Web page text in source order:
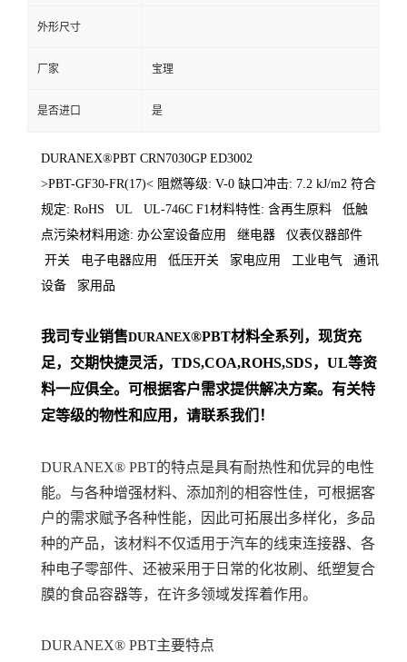
外形尺寸
厂家 宝理
是否进口 是
DURANEX®PBT CRN7030GP ED3002
>PBT-GF30-FR(17)< 阻燃等级: V-0 缺口冲击: 7.2 kJ/m2 符合
规定: RoHS UL UL-746C F1材料特性: 含再生原料 低触
点污染材料用途: 办公室设备应用 继电器 仪表仪器部件
开关 电子电器应用 低压开关 家电应用 工业电气 通讯
设备 家用品
我司专业销售DURANEX®PBT材料全系列 ，现货充
足，交期快捷灵活，TDS,COA,ROHS,SDS，UL等资
料一应俱全。可根据客户需求提供解决方案。 有关特
定等级的物性和应用，请联系我们！
DURANEX® PBT的特点是具有耐热性和优异的电性
能。与各种增强材料、添加剂的相容性佳，可根据客
户的需求赋予各种性能，因此可拓展出多样化，多品
种的产品，该材料不仅适用于汽车的线束连接器、各
种电子零部件、还被采用于日常的化妆刷、纸塑复合
膜的食品容器等，在许多领域发挥着作用。
DURANEX® PBT主要特点